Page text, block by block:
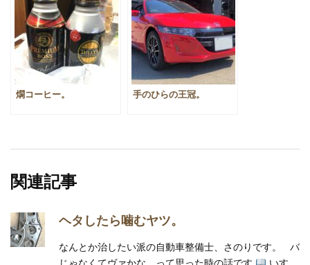
燗コーヒー。 手のひらの王冠。
関連記事
ヘタしたら噛むヤツ。
なんとか治したい派の自動車整備士、さのりです。 バ
じゃなくてヴァかな、って思った時の話です
いすゞ